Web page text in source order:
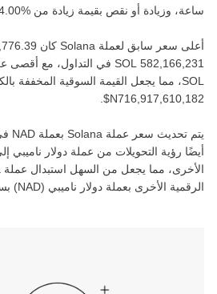
ساعة، وزيادة أو نقص بقيمة ‏ زيادة من ‏
أعلى سعر سابق لعملة ‏ Solana كان ‏
في التداول، مع أقصى
SOL‏، مما يجعل القيمة السوقية المخففة
يتم تحديث سعر عملة ‏ Solana بعملة ‏ NAD
أيضًا رؤية التحويلات من عملة ‏ دولار ناميبي
الأخرى، مما يجعل من السهل استبدال عملة ‏
الرقمية الأخرى بعملة ‏ دولار ناميبي (‏
NAD
)